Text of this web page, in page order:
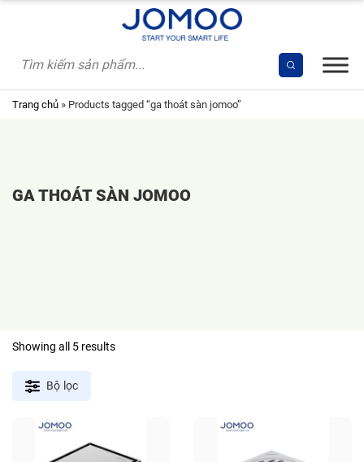
Trang chủ » Products tagged “ga thoát sàn jomoo”
GA THOÁT SÀN JOMOO
Showing all 5 resultsSorted
Bộ lọc